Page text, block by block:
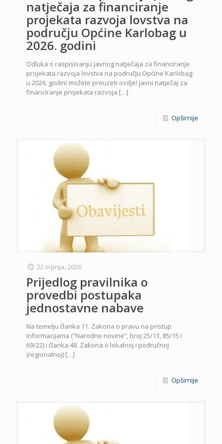
natječaja za financiranje
projekata razvoja lovstva na
području Općine Karlobag u
2026. godini
Odluka o raspisivanju Javnog natječaja za financiranje
projekata razvoja lovstva na području Općine Karlobag
u 2026. godini možete preuzeti ovdje! Javni natječaj za
financiranje projekata razvoja […]
Opširnije
22 srpnja, 2026
Prijedlog pravilnika o
provedbi postupaka
jednostavne nabave
Na temelju članka 11. Zakona o pravu na pristup
informacijama (”Narodne novine”, broj 25/13, 85/15 i
69/22) i članka 48. Zakona o lokalnoj i područnoj
(regionalnoj) […]
Opširnije